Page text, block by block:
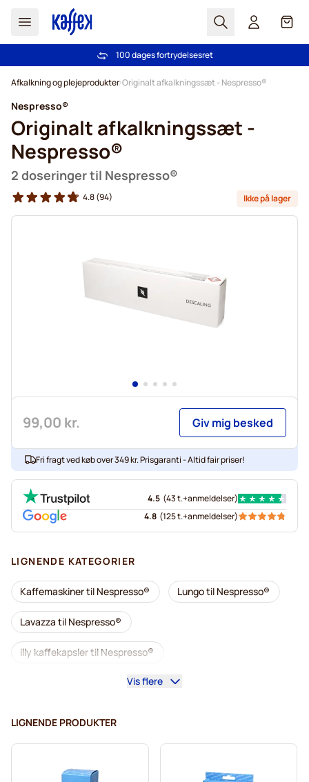
Søg Cart
Fri fragt ved køb over 349 kr.
100 dages fortrydelsesret
Afkalkning og plejeprodukter Originalt afkalkningssæt - Nespresso®
Nespresso®
Originalt afkalkningssæt -
Nespresso®
2 doseringer til Nespresso®
4.8(94) Ikke på lager
99,00 kr. Giv mig besked
Fri fragt ved køb over 349 kr. Prisgaranti - Altid fair priser!
4.5 (43 t.+anmeldelser)
4.8 (125 t.+anmeldelser)
LIGNENDE KATEGORIER
Kaffemaskiner til Nespresso® Lungo til Nespresso®
Lavazza til Nespresso®
illy kaffekapsler til Nespresso®
Café Royal kaffekapsler til Nespresso®
L'OR kaffekapsler til Nespresso®
Segafredo kaffekapsler til Nespresso®
Vis flere
LIGNENDE PRODUKTER